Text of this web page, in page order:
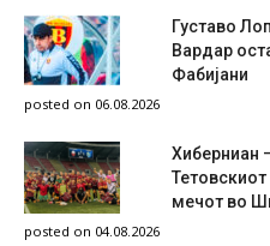
Густаво
Вардар
Фабијани
posted on 06.08.2026
Хиберниан
Тетовскиот
мечот во
posted on 04.08.2026